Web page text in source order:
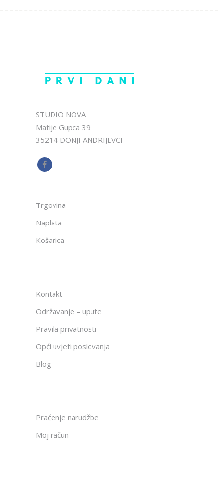
STUDIO NOVA
Matije Gupca 39
35214 DONJI ANDRIJEVCI
Trgovina
Naplata
Košarica
Kontakt
Održavanje – upute
Pravila privatnosti
Opći uvjeti poslovanja
Blog
Praćenje narudžbe
Moj račun